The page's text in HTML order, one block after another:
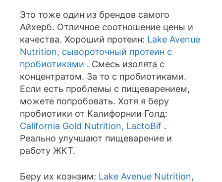
Это тоже один из брендов самого
Айхерб. Отличное соотношение цены и
качества. Хороший протеин: Lake Avenue
Nutrition, сывороточный протеин с
пробиотиками . Смесь изолята с
концентратом. За то с пробиотиками.
Если есть проблемы с пищеварением,
можете попробовать. Хотя я беру
пробиотики от Калифорнии Голд:
California Gold Nutrition, LactoBif .
Реально улучшают пищеварение и
работу ЖКТ.
Беру их коэнзим: Lake Avenue Nutrition,